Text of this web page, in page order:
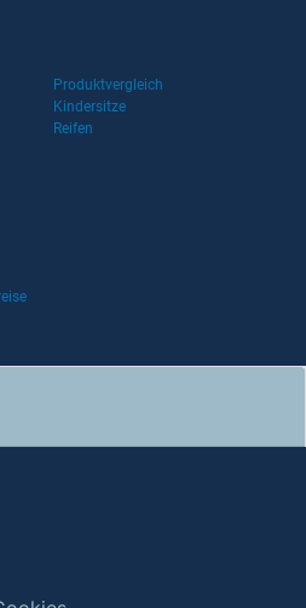
Produktvergleich
Kindersitze
Reifen